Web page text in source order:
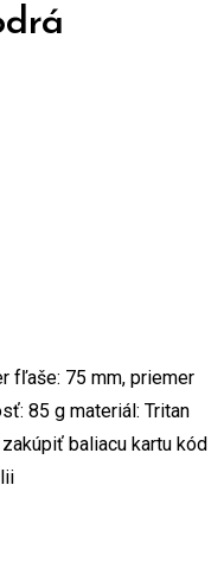
fľaše: 75 mm, priemer
85 g materiál: Tritan
baliacu kartu kód